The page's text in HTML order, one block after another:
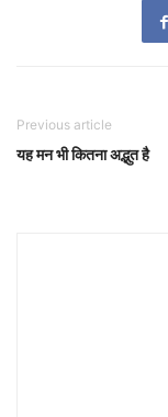
Previous article
यह मन भी कितना अद्भुत है